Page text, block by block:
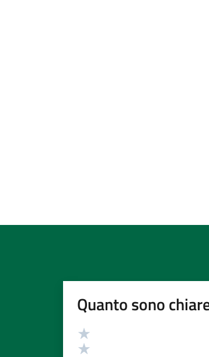
Quanto sono
Valutazione